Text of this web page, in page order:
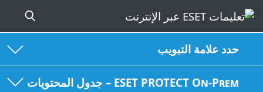
حدد علامة التبويب
ESET PROTECT On-Prem – جدول المحتويات